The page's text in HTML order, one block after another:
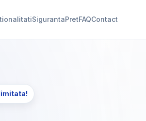
SigurantaPretFAQContact